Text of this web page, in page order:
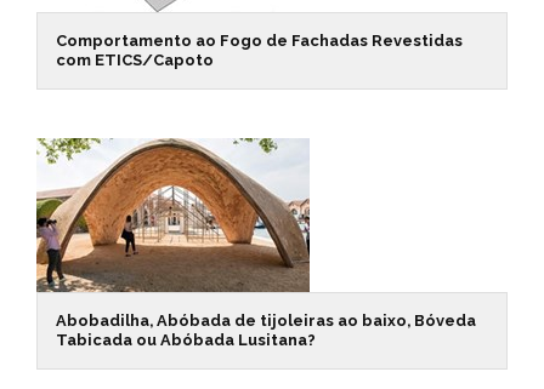
Comportamento ao Fogo de Fachadas Revestidas
com ETICS/Capoto
Abobadilha, Abóbada de tijoleiras ao baixo, Bóveda
Tabicada ou Abóbada Lusitana?